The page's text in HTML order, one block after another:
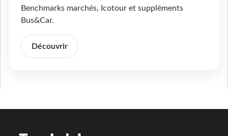
Benchmarks marchés, Icotour et suppléments
Bus&Car.
Découvrir